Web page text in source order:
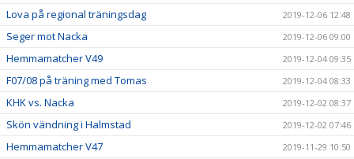
Lova på regional träningsdag 2019-12-06 12:48
Seger mot Nacka 2019-12-06 09:00
Hemmamatcher V49 2019-12-04 09:35
F07/08 på träning med Tomas 2019-12-04 08:33
KHK vs. Nacka 2019-12-02 08:37
Skön vändning i Halmstad 2019-12-02 07:46
Hemmamatcher V47 2019-11-29 10:50